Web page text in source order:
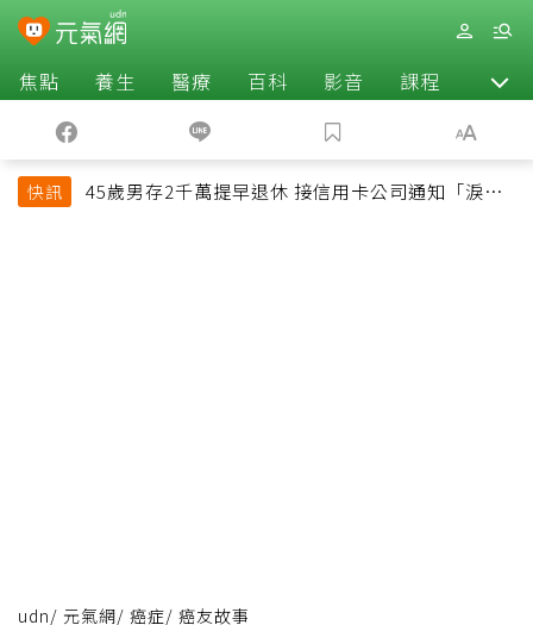
焦點 養生 醫療 百科 影音 課程 退休
快訊
45歲男存2千萬提早退休 接信用卡公司通知「淚回
udn/ 元氣網/ 癌症/ 癌友故事